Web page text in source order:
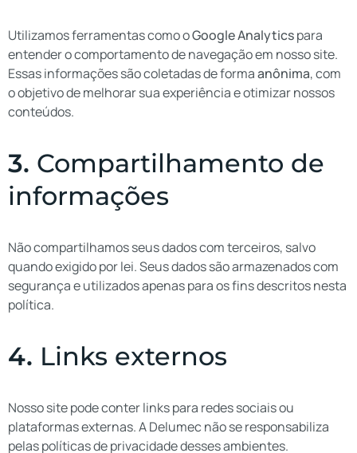
Utilizamos ferramentas como oGoogle Analyticspara
entender o comportamento de navegação em nosso site.
Essas informações são coletadas de formaanônima, com
o objetivo de melhorar sua experiência e otimizar nossos
conteúdos.
3. Compartilhamento de
informações
Não compartilhamos seus dados com terceiros, salvo
quando exigido por lei. Seus dados são armazenados com
segurança e utilizados apenas para os fins descritos nesta
política.
4. Links externos
Nosso site pode conter links para redes sociais ou
plataformas externas. A Delumec não se responsabiliza
pelas políticas de privacidade desses ambientes.